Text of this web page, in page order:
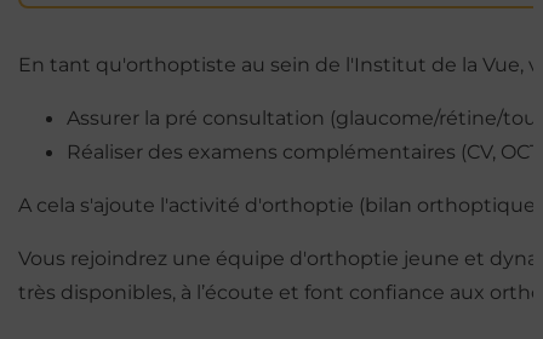
En tant qu'orthoptiste au sein de l'Institut de la Vue,
Assurer la pré consultation (glaucome/rétine/
Réaliser des examens complémentaires (CV,
A cela s'ajoute l'activité d'orthoptie (bilan
Vous rejoindrez une équipe d'orthoptie jeune et
très disponibles, à l’écoute et font confiance aux